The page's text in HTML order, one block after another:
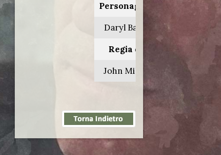
Personaggio:
Daryl Bates
Regia di:
John Milius